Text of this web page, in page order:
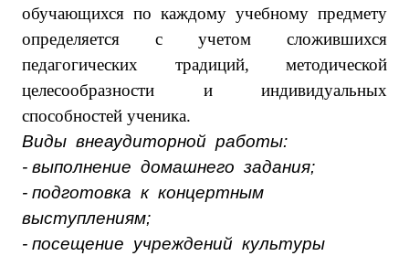
обучающихся по каждому учебному предмету
определяется с учетом сложившихся
педагогических традиций, методической
целесообразности и индивидуальных
способностей ученика.
Виды внеаудиторной работы:
- выполнение домашнего задания;
- подготовка к концертным
выступлениям;
- посещение учреждений культуры